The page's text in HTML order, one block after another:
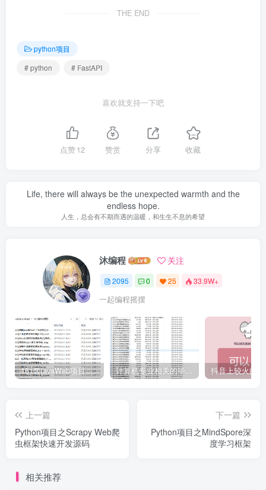
THE END
python项目
# python
# FastAPI
喜欢就支持一下吧
点赞12 赞赏 分享 收藏
Life, there will always be the unexpected warmth and the
endless hope.
人生，总会有不期而遇的温暖，和生生不息的希望
沐编程 关注
2095 0 25 33.9W+
一起编程摇摆
161套javaWeb项目源码免费分享 计算机专业相关的毕业设计论文合集免费下载
上一篇
Python项目之Scrapy Web爬
虫框架快速开发源码
下一篇
Python项目之MindSpore深
度学习框架
相关推荐